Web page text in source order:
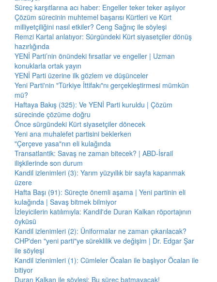
Süreç karşıtlarına acı haber: Engeller teker teker aşılıyor
Çözüm sürecinin muhtemel başarısı Kürtleri ve Kürt
milliyetçiliğini nasıl etkiler? Ceng Sağnıç ile söyleşi
Remzi Kartal anlatıyor: Sürgündeki Kürt siyasetçiler dönüş
hazırlığında
YENİ Parti’nin önündeki fırsatlar ve engeller | Uzman
konuklarla ortak yayın
YENİ Parti üzerine ilk gözlem ve düşünceler
Yeni Parti'nin "Türkiye İttifakı"nı gerçekleştirmesi mümkün
mü?
Haftaya Bakış (325): Ve YENİ Parti kuruldu | Çözüm
sürecinde çözüme doğru
Önce sürgündeki Kürt siyasetçiler dönecek
Yeni ana muhalefet partisini beklerken
"Çerçeve yasa"nın eli kulağında
Transatlantik: Savaş ne zaman bitecek? | ABD-İsrail
ilişkilerinde son durum
Kandil izlenimleri (3): Yarım yüzyıllık bir sayfa kapanmak
üzere
Hafta Başı (91): Süreçte önemli aşama | Yeni partinin eli
kulağında | Savaş bitmek bilmiyor
İzleyicilerin katılımıyla: Kandil'de Duran Kalkan röportajının
öyküsü
Kandil izlenimleri (2): Üniformalar ne zaman çıkarılacak?
CHP'den "yeni parti"ye süreklilik ve değişim | Dr. Edgar Şar
ile söyleşi
Kandil izlenimleri (1): Cümleler Öcalan ile başlıyor Öcalan ile
bitiyor
Duran Kalkan ile söyleşi: Bu süreç batmayacak!